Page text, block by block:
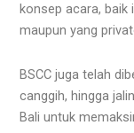
konsep acara, baik
maupun yang
BSCC juga telah
canggih, hingga
Bali untuk